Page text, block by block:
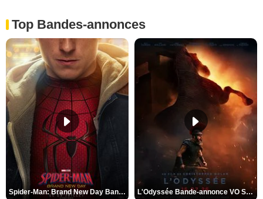
Top Bandes-annonces
Spider-Man: Brand New Day Bande-annonce VO STFR L'Odyssée Bande-annonce VO STFR